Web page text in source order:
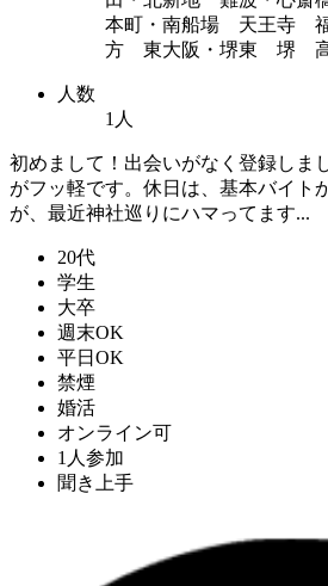
本町・南船場 天王寺
方 東大阪・堺東 堺
人数
1人
初めまして！出会いがなく登録しま
がフッ軽です。休日は、基本バイト
が、最近神社巡りにハマってます...
20代
学生
大卒
週末OK
平日OK
禁煙
婚活
オンライン可
1人参加
聞き上手